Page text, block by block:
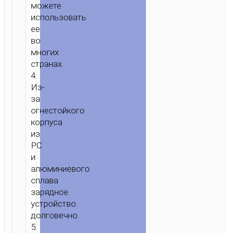
ПОРТАМИ
можете
использовать
ее
во
многих
странах.
4.
Из-
за
огнестойкого
корпуса
из
PC
и
алюминиевого
сплава
зарядное
устройство
долговечно.
5.